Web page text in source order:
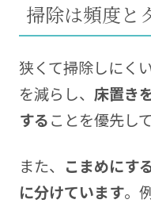
掃除は頻度と
狭くて掃除しにく
を減らし、 床置き
することを優先し
また、 こまめにす
に分けています。